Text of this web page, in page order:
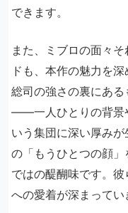
できます。
また、ミブロの面々
ドも、本作の魅力を
総司の強さの裏にあ
――一人ひとりの背景
いう集団に深い厚み
の「もうひとつの顔
ではの醍醐味です。
への愛着が深まってい